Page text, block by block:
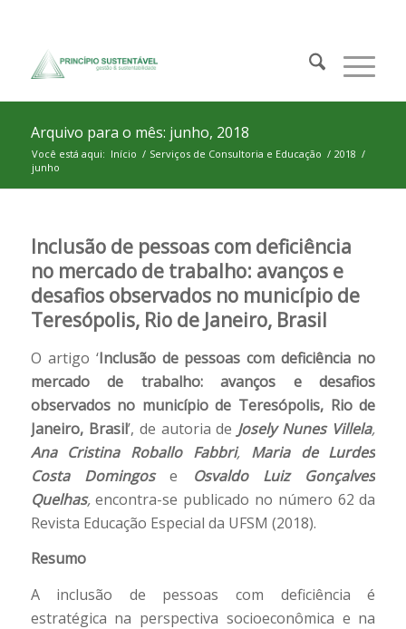
Arquivo para o mês: junho, 2018
Você está aqui: Início / Serviços de Consultoria e Educação / 2018 /
junho
Inclusão de pessoas com deficiência
no mercado de trabalho: avanços e
desafios observados no município de
Teresópolis, Rio de Janeiro, Brasil
O artigo ‘Inclusão de pessoas com deficiência no
mercado de trabalho: avanços e desafios
observados no município de Teresópolis, Rio de
Janeiro, Brasil’, de autoria de Josely Nunes Villela,
Ana Cristina Roballo Fabbri, Maria de Lurdes
Costa Domingose
Osvaldo Luiz Gonçalves
Quelhas,encontra-se publicado no número 62 da
Revista Educação Especial da UFSM (2018).
Resumo
A inclusão de pessoas com deficiência é
estratégica na perspectiva socioeconômica e na